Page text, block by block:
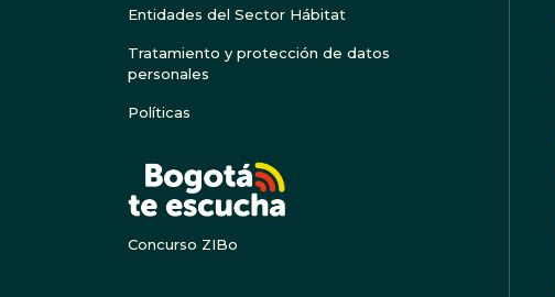
Entidades del Sector Hábitat
Tratamiento y protección de datos
personales
Políticas
Concurso ZIBo